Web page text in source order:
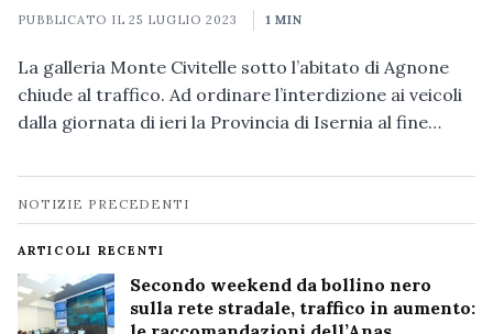
PUBBLICATO IL25 LUGLIO 2023 1 MIN
La galleria Monte Civitelle sotto l’abitato di Agnone
chiude al traffico. Ad ordinare l’interdizione ai veicoli
dalla giornata di ieri la Provincia di Isernia al fine…
Navigazione
notizie
NOTIZIE PRECEDENTI
ARTICOLI RECENTI
Secondo weekend da bollino nero
sulla rete stradale, traffico in aumento: